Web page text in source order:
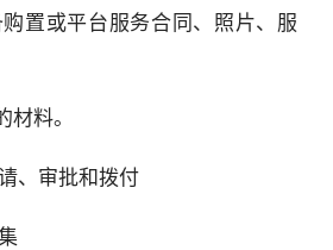
置或平台服务合同、照片、服
料。
审批和拨付